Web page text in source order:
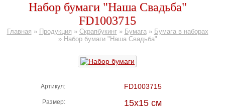
Набор бумаги "Наша Свадьба"
FD1003715
Главная » Продукция » Скрапбукинг» Бумага» Бумага в наборах
» Набор бумаги "Наша Свадьба"
Артикул: FD1003715
Размер: 15х15 см